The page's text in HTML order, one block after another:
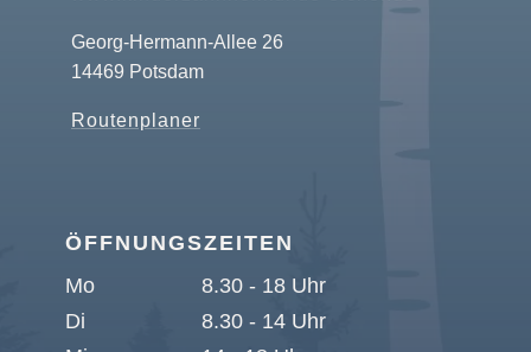
Georg-Hermann-Allee 26
14469 Potsdam
Routenplaner
ÖFFNUNGSZEITEN
Mo
8.30 - 18 Uhr
Di
8.30 - 14 Uhr